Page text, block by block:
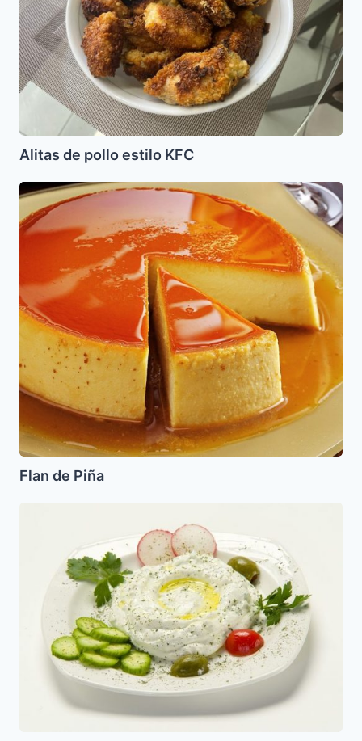
Alitas de pollo estilo KFC
Flan
de
Piña
Flan de Piña